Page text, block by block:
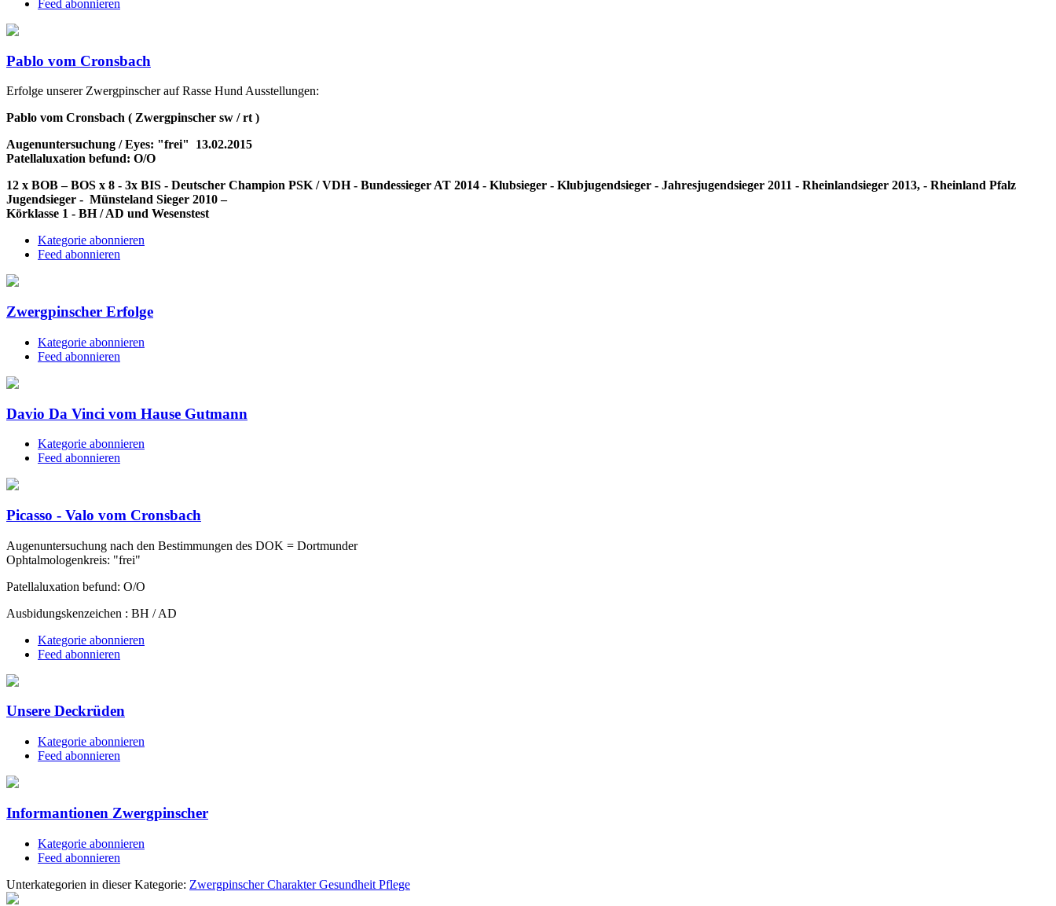
Feed abonnieren
Pablo vom Cronsbach
Erfolge unserer Zwergpinscher auf Rasse Hund Ausstellungen:
Pablo vom Cronsbach ( Zwergpinscher sw / rt )
Augenuntersuchung / Eyes: "frei" 13.02.2015
Patellaluxation befund: O/O
12 x BOB – BOS x 8 - 3x BIS - Deutscher Champion PSK / VDH - Bundessieger AT 2014 - Klubsieger - Klubjugendsieger - Jahresjugendsieger 2011 - Rheinlandsieger 2013, - Rheinland Pfalz
Jugendsieger - Münsteland Sieger 2010 –
Körklasse 1 - BH / AD und Wesenstest
Kategorie abonnieren
Feed abonnieren
Zwergpinscher Erfolge
Kategorie abonnieren
Feed abonnieren
Davio Da Vinci vom Hause Gutmann
Kategorie abonnieren
Feed abonnieren
Picasso - Valo vom Cronsbach
Augenuntersuchung nach den Bestimmungen des DOK = Dortmunder
Ophtalmologenkreis: "frei"
Patellaluxation befund: O/O
Ausbidungskenzeichen : BH / AD
Kategorie abonnieren
Feed abonnieren
Unsere Deckrüden
Kategorie abonnieren
Feed abonnieren
Informantionen Zwergpinscher
Kategorie abonnieren
Feed abonnieren
Unterkategorien in dieser Kategorie: Zwergpinscher Charakter Gesundheit Pflege